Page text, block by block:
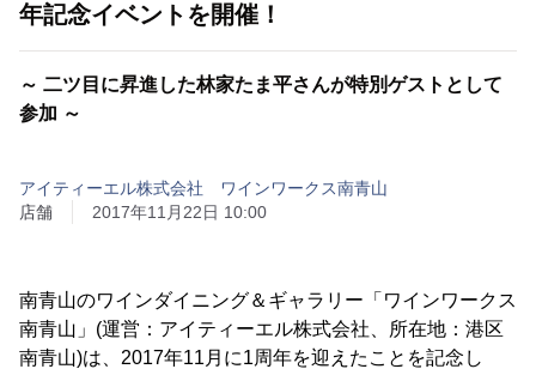
年記念イベントを開催！
～ 二ツ目に昇進した林家たま平さんが特別ゲストとして
参加 ～
アイティーエル株式会社 ワインワークス南青山
店舗
2017年11月22日 10:00
南青山のワインダイニング＆ギャラリー「ワインワークス
南青山」(運営：アイティーエル株式会社、所在地：港区
南青山)は、2017年11月に1周年を迎えたことを記念し